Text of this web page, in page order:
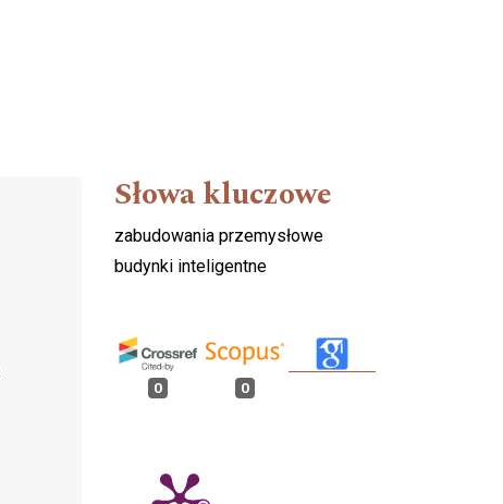
Słowa kluczowe
zabudowania przemysłowe
budynki inteligentne
0 0